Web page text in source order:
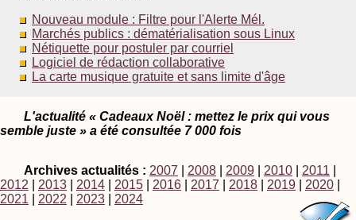
Nouveau module : Filtre pour l'Alerte Mél.
Marchés publics : dématérialisation sous Linux
Nétiquette pour postuler par courriel
Logiciel de rédaction collaborative
La carte musique gratuite et sans limite d'âge
L'actualité « Cadeaux Noël : mettez le prix qui vous
semble juste » a été consultée 7 000 fois
Archives actualités : 2007 2008 2009 2010 2011
2012
2013 2014 2015 2016 2017 2018 2019 2020
2021
2022 2023 2024